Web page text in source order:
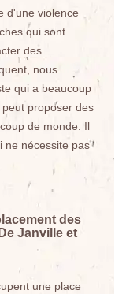
d'une violence
qui sont
des
nous
qui a beaucoup
proposer des
de monde. Il
ne nécessite pas
des
Janville et
une place